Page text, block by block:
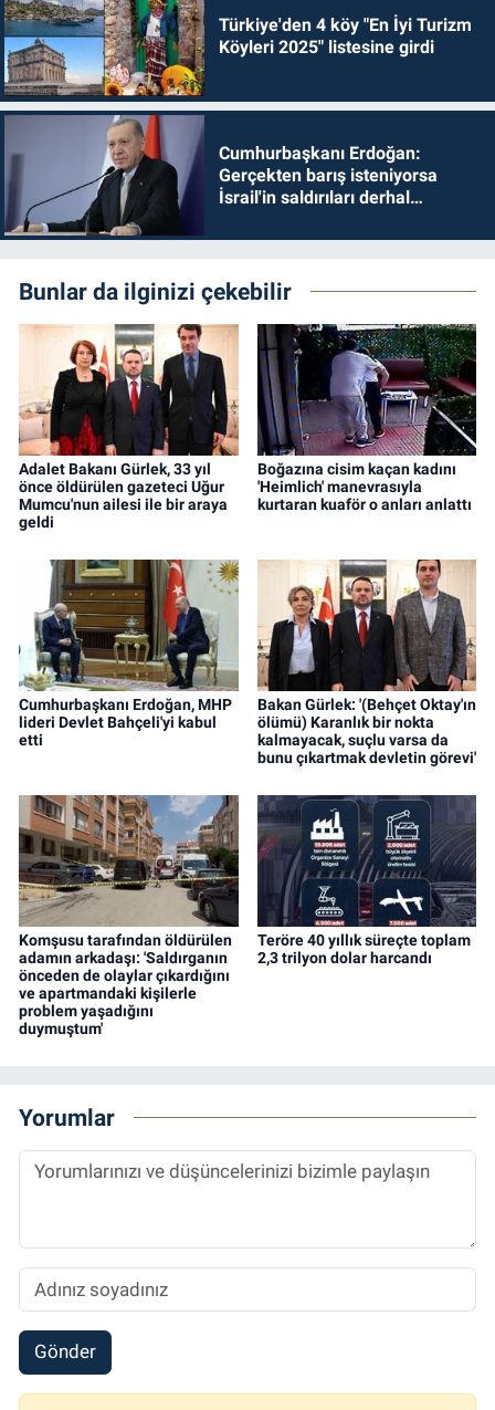
Türkiye'den 4 köy "En İyi Turizm
Köyleri 2025" listesine girdi
Cumhurbaşkanı Erdoğan:
Gerçekten barış isteniyorsa
İsrail'in saldırıları derhal
Bunlar da ilginizi çekebilir
Adalet Bakanı Gürlek, 33 yıl
önce öldürülen gazeteci Uğur
Mumcu'nun ailesi ile bir araya
geldi
Boğazına cisim kaçan kadını
'Heimlich' manevrasıyla
kurtaran kuaför o anları anlattı
Cumhurbaşkanı Erdoğan, MHP
lideri Devlet Bahçeli'yi kabul
etti
Bakan Gürlek: '(Behçet Oktay'ın
ölümü) Karanlık bir nokta
kalmayacak, suçlu varsa da
bunu çıkartmak devletin görevi'
Komşusu tarafından öldürülen
adamın arkadaşı: 'Saldırganın
önceden de olaylar çıkardığını
ve apartmandaki kişilerle
problem yaşadığını
duymuştum'
Teröre 40 yıllık süreçte toplam
2,3 trilyon dolar harcandı
Yorumlar
Gönder